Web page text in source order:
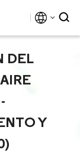
DEL
Y